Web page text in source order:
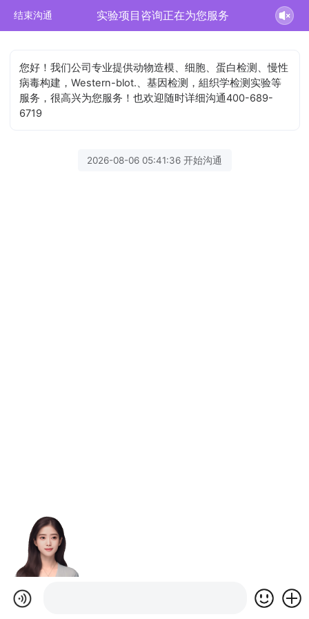
结束沟通 实验项目咨询正在为您服务
您好！我们公司专业提供动物造模、细胞、蛋白检测、慢性
病毒构建，Western-blot.、基因检测，組织学检测实验等
服务，很高兴为您服务！也欢迎随时详细沟通400-689-
6719
2026-08-06 05:41:36 开始沟通